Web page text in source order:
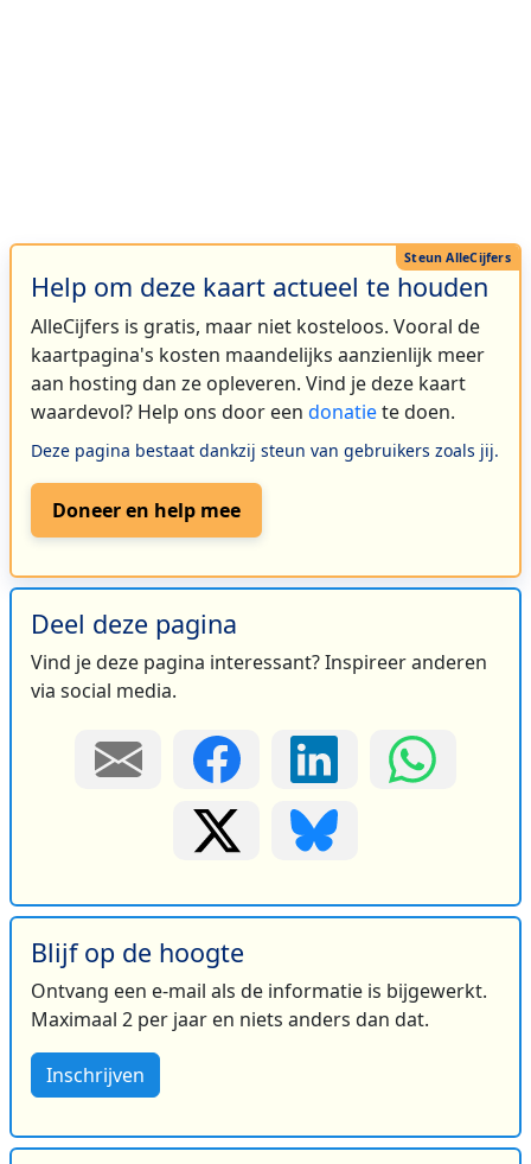
Help om deze kaart actueel te houden
AlleCijfers is gratis, maar niet kosteloos. Vooral de
kaartpagina's kosten maandelijks aanzienlijk meer
aan hosting dan ze opleveren. Vind je deze kaart
waardevol? Help ons door een donatiete doen.
Deze pagina bestaat dankzij steun van gebruikers zoals jij.
Doneer en help mee
Deel deze pagina
Vind je deze pagina interessant? Inspireer anderen
via social media.
Blijf op de hoogte
Ontvang een e-mail als de informatie is bijgewerkt.
Maximaal 2 per jaar en niets anders dan dat.
Inschrijven